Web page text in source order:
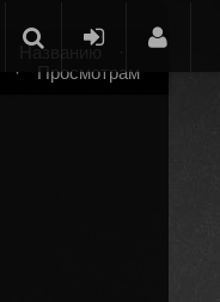
Названию
· Просмотрам